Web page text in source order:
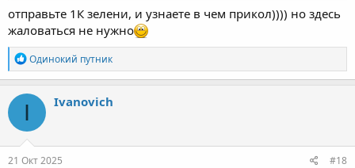
отправьте 1К зелени, и узнаете в чем прикол)))) но здесь
жаловаться не нужно
Р
е
а
к
и
:
Одинокий путник
I Ivanovich
21 Окт 2025 #18